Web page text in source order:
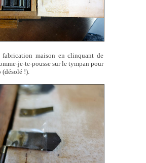
fabrication maison en clinquant de
je-te-pousse sur le tympan pour
(désolé !).